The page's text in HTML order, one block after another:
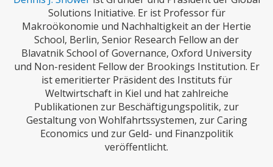
SUCHE
ABO/LOGIN
Solutions Initiative. Er ist Professor für
Makroökonomie und Nachhaltigkeit an der Hertie
School, Berlin, Senior Research Fellow an der
Blavatnik School of Governance, Oxford University
und Non-resident Fellow der Brookings Institution. Er
ist emeritierter Präsident des Instituts für
Weltwirtschaft in Kiel und hat zahlreiche
Publikationen zur Beschäftigungspolitik, zur
Gestaltung von Wohlfahrtssystemen, zur Caring
Economics und zur Geld- und Finanzpolitik
veröffentlicht.